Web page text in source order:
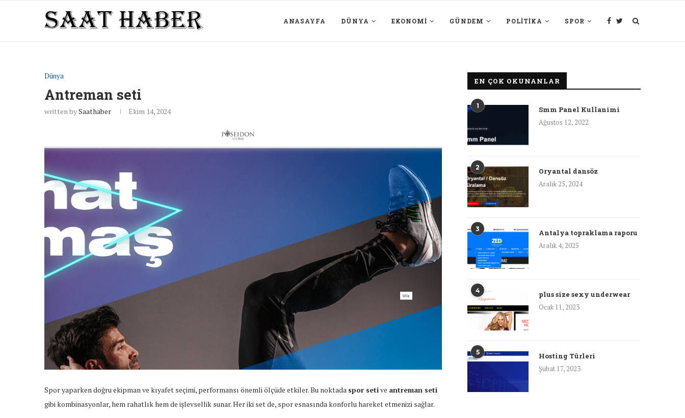
ANASAYFA DÜNYA EKONOMI GÜNDEM POLITIKA SPOR
Dünya
Antreman seti
written bySaathaber Ekim 14, 2024
Spor yaparken doğru ekipman ve kıyafet seçimi, performansı önemli ölçüde etkiler. Bu noktada spor setive antreman seti
gibi kombinasyonlar, hem rahatlık hem de işlevsellik sunar. Her iki set de, spor esnasında konforlu hareket etmenizi sağlar.
EN ÇOK OKUNANLAR
1
Smm Panel Kullanimi
Ağustos 12, 2022
2
Oryantal dansöz
Aralık 25, 2024
3
Antalya topraklama raporu
Aralık 4, 2025
4
plus size sexy underwear
Ocak 11, 2023
5
Hosting Türleri
Şubat 17, 2023